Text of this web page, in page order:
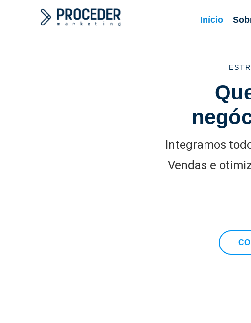
Início
Integramos
Vendas e